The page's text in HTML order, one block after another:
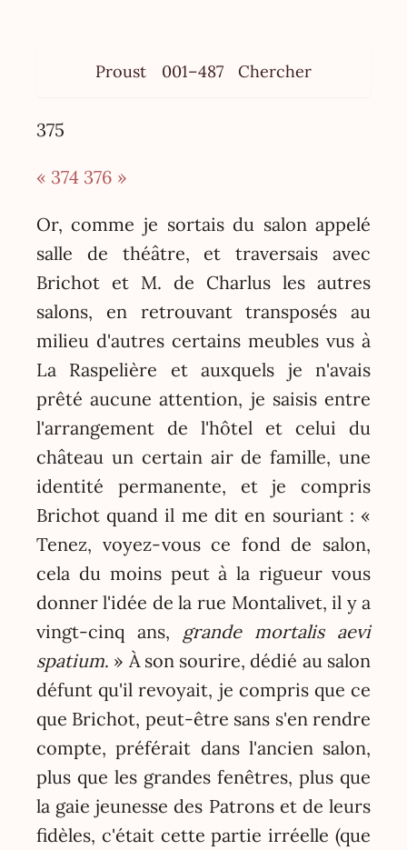
Proust 001–487 Chercher
375
« 374 376 »
Or, comme je sortais du salon appelé
salle de théâtre, et traversais avec
Brichot et M. de Charlus les autres
salons, en retrouvant transposés au
milieu d'autres certains meubles vus à
La Raspelière et auxquels je n'avais
prêté aucune attention, je saisis entre
l'arrangement de l'hôtel et celui du
château un certain air de famille, une
identité permanente, et je compris
Brichot quand il me dit en souriant : «
Tenez, voyez-vous ce fond de salon,
cela du moins peut à la rigueur vous
donner l'idée de la rue Montalivet, il y a
vingt-cinq ans, grande mortalis aevi
spatium. » À son sourire, dédié au salon
défunt qu'il revoyait, je compris que ce
que Brichot, peut-être sans s'en rendre
compte, préférait dans l'ancien salon,
plus que les grandes fenêtres, plus que
la gaie jeunesse des Patrons et de leurs
fidèles, c'était cette partie irréelle (que